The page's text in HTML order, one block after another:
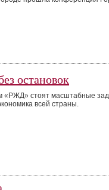
остановок
«РЖД» стоят масштабные
всей страны.